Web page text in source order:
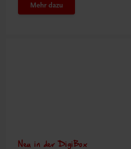
Mehr dazu
Neu in der DigiBox